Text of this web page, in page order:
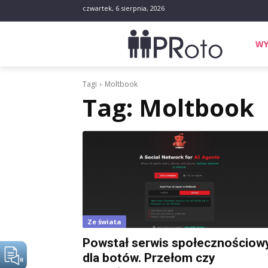
czwartek, 6 sierpnia, 2026
Tagi Moltbook
Tag: Moltbook
Ze świata
Powstał serwis
dla botów. Przełom czy